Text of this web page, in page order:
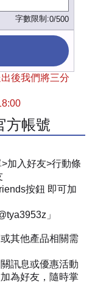
字數限制:0/500
後我們將三分
方帳號
加入好友>行動條
按鈕 即可加
」
其他產品相關需
訊息或優惠活動
為好友，隨時掌